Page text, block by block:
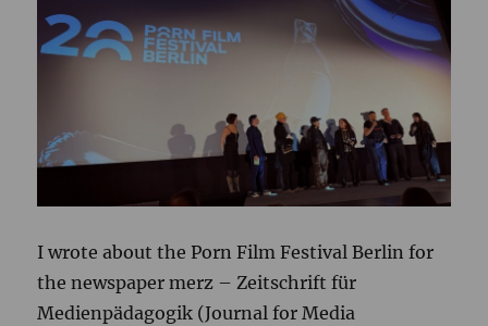
I wrote about the Porn Film Festival Berlin for
the newspaper merz – Zeitschrift für
Medienpädagogik (Journal for Media